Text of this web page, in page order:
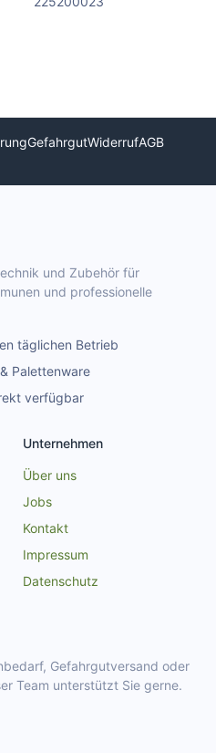
GefahrgutWiderrufAGB
und Zubehör für
und professionelle
täglichen Betrieb
Palettenware
verfügbar
Unternehmen
Über uns
Jobs
Kontakt
Impressum
Datenschutz
Gefahrgutversand oder
Team unterstützt Sie gerne.